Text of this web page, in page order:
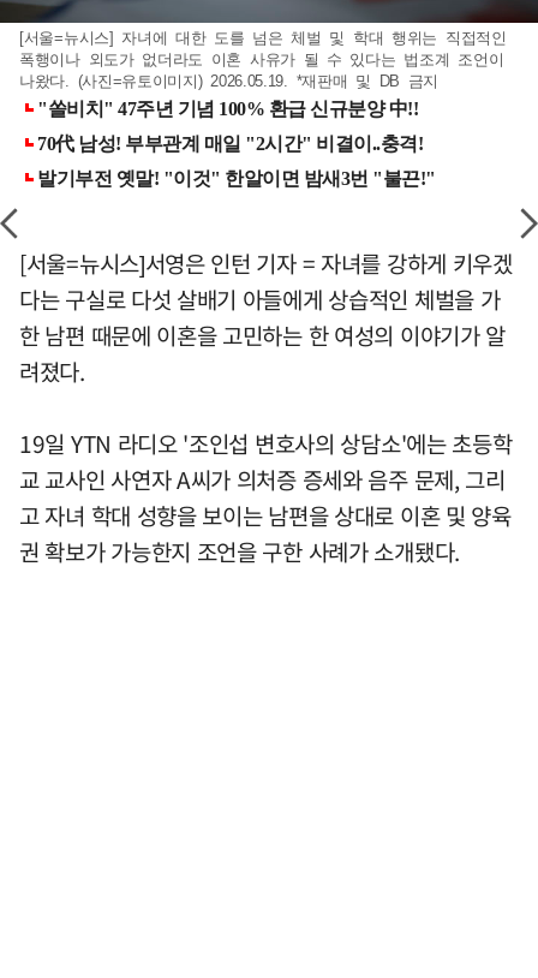
[서울=뉴시스] 자녀에 대한 도를 넘은 체벌 및 학대 행위는 직접적인
폭행이나 외도가 없더라도 이혼 사유가 될 수 있다는 법조계 조언이
나왔다. (사진=유토이미지) 2026.05.19. *재판매 및 DB 금지
[서울=뉴시스]서영은 인턴 기자 = 자녀를 강하게 키우겠
다는 구실로 다섯 살배기 아들에게 상습적인 체벌을 가
한 남편 때문에 이혼을 고민하는 한 여성의 이야기가 알
려졌다.
19일 YTN 라디오 '조인섭 변호사의 상담소'에는 초등학
교 교사인 사연자 A씨가 의처증 증세와 음주 문제, 그리
고 자녀 학대 성향을 보이는 남편을 상대로 이혼 및 양육
권 확보가 가능한지 조언을 구한 사례가 소개됐다.